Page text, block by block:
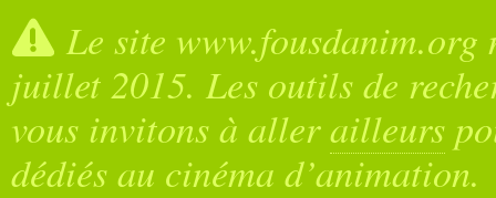
Le site
juillet 2015. Les outils de
vous invitons à allerailleurs
dédiés au cinéma d’animation.